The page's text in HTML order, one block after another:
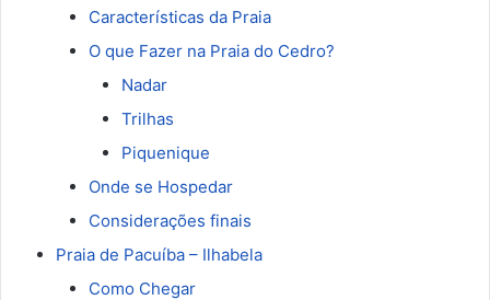
Características da Praia
O que Fazer na Praia do Cedro?
Nadar
Trilhas
Piquenique
Onde se Hospedar
Considerações finais
Praia de Pacuíba – Ilhabela
Como Chegar